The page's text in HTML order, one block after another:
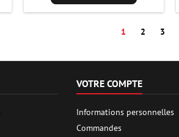
1 2 3
VOTRE COMPTE
Informations personnelles
Commandes